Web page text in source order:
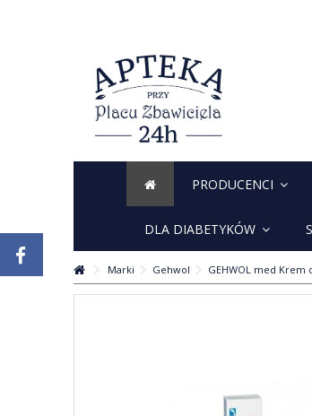
PRODUCENCI
DLA DIABETYKÓW
Marki Gehwol GEHWOL med Krem